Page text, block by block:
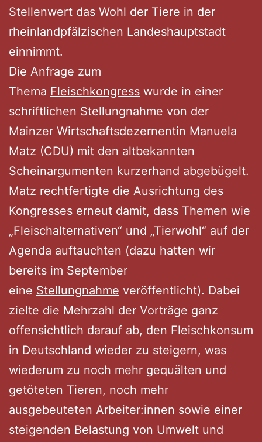
Stellenwert das Wohl der Tiere in der
rheinlandpfälzischen Landeshauptstadt
einnimmt.
Die Anfrage zum
Thema Fleischkongress wurde in einer
schriftlichen Stellungnahme von der
Mainzer Wirtschaftsdezernentin Manuela
Matz (CDU) mit den altbekannten
Scheinargumenten kurzerhand abgebügelt.
Matz rechtfertigte die Ausrichtung des
Kongresses erneut damit, dass Themen wie
„Fleischalternativen“ und „Tierwohl“ auf der
Agenda auftauchten (dazu hatten wir
bereits im September
eine Stellungnahme veröffentlicht). Dabei
zielte die Mehrzahl der Vorträge ganz
offensichtlich darauf ab, den Fleischkonsum
in Deutschland wieder zu steigern, was
wiederum zu noch mehr gequälten und
getöteten Tieren, noch mehr
ausgebeuteten Arbeiter:innen sowie einer
steigenden Belastung von Umwelt und